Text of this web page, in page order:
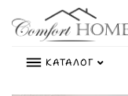
КАТАЛОГ